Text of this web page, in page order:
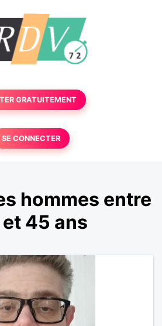
GRATUITEMENT
SE CONNECTER
hommes entre
45 ans